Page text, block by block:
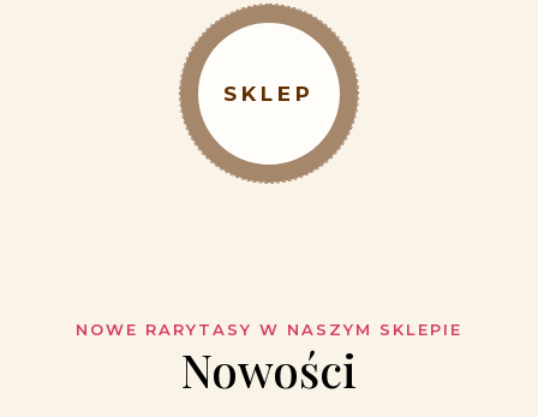
SKLEP
NOWE RARYTASY W NASZYM SKLEPIE
Nowości